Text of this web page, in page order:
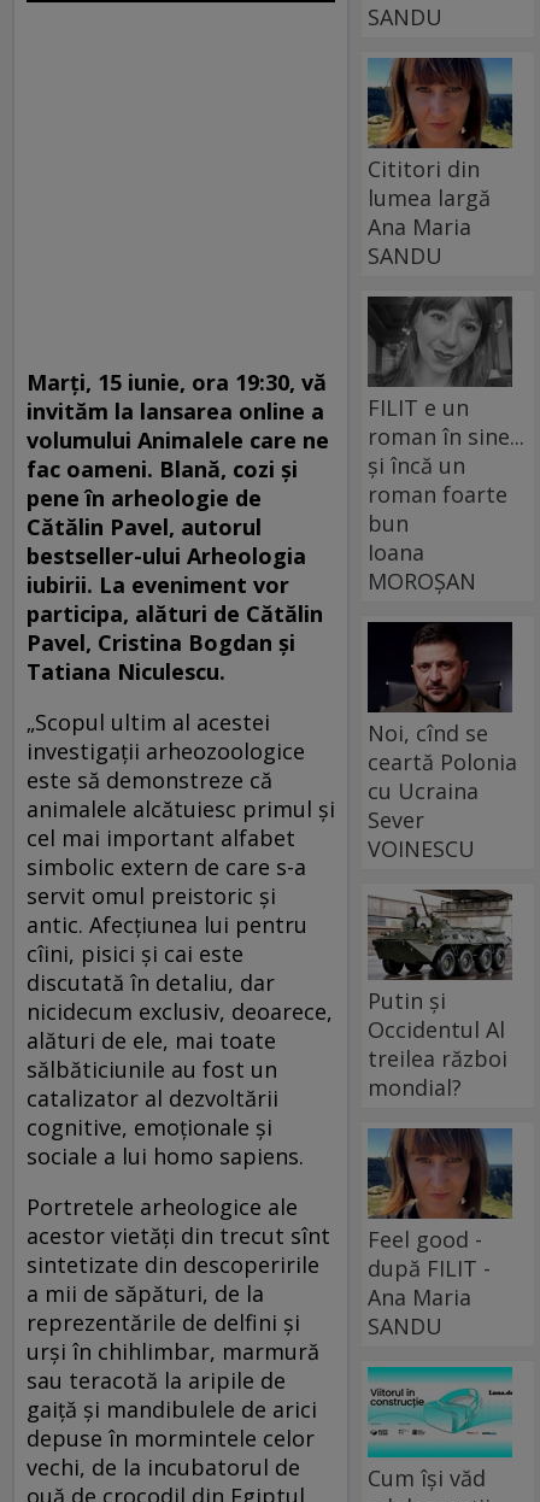
Marți, 15 iunie, ora 19:30, vă
invităm la lansarea online a
volumului Animalele care ne
fac oameni. Blană, cozi și
pene în arheologie de
Cătălin Pavel, autorul
bestseller-ului Arheologia
iubirii. La eveniment vor
participa, alături de Cătălin
Pavel, Cristina Bogdan și
Tatiana Niculescu.
„Scopul ultim al acestei
investigații arheozoologice
este să demonstreze că
animalele alcătuiesc primul și
cel mai important alfabet
simbolic extern de care s-a
servit omul preistoric și
antic. Afecțiunea lui pentru
cîini, pisici și cai este
discutată în detaliu, dar
nicidecum exclusiv, deoarece,
alături de ele, mai toate
sălbăticiunile au fost un
catalizator al dezvoltării
cognitive, emoționale și
sociale a lui homo sapiens.
Portretele arheologice ale
acestor vietăți din trecut sînt
sintetizate din descoperirile
a mii de săpături, de la
reprezentările de delfini și
urși în chihlimbar, marmură
sau teracotă la aripile de
gaiță și mandibulele de arici
depuse în mormintele celor
vechi, de la incubatorul de
ouă de crocodil din Egiptul
SANDU
Cititori din
lumea largă
Ana Maria
SANDU
FILIT e un
roman în sine...
și încă un
roman foarte
bun
Ioana
MOROȘAN
Noi, cînd se
ceartă Polonia
cu Ucraina
Sever
VOINESCU
Putin și
Occidentul Al
treilea război
mondial?
Feel good -
după FILIT -
Ana Maria
SANDU
Cum își văd